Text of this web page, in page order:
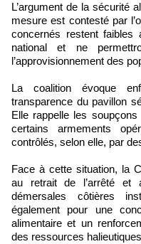
L’argument de la sécurité
mesure est contesté par
concernés restent
national et ne
l’approvisionnement des
La coalition évoque
transparence du pavillon
Elle rappelle les
certains armements
contrôlés, selon elle, par
Face à cette situation, la
au retrait de l’arrêté et
démersales côtières
également pour une
alimentaire et un
des ressources